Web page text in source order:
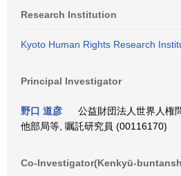
Research Institution
Kyoto Human Rights Research
Principal Investigator
野口 道彦
公益財団法人世界人権
他部局等, 嘱託研究員 (00116170)
Co-Investigator(Kenkyū-